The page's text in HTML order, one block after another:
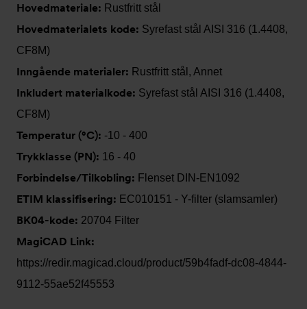
Hovedmateriale: Rustfritt stål
Hovedmaterialets kode: Syrefast stål AISI 316 (1.4408,
CF8M)
Inngående materialer: Rustfritt stål, Annet
Inkludert materialkode: Syrefast stål AISI 316 (1.4408,
CF8M)
Temperatur (°C): -10 - 400
Trykklasse (PN): 16 - 40
Forbindelse/Tilkobling: Flenset DIN-EN1092
ETIM klassifisering: EC010151 - Y-filter (slamsamler)
BK04-kode: 20704 Filter
MagiCAD Link:
https://redir.magicad.cloud/product/59b4fadf-dc08-4844-
9112-55ae52f45553